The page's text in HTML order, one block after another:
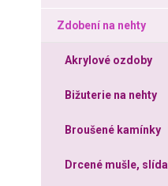
Zdobení na nehty
Akrylové ozdoby
Bižuterie na nehty
Broušené kamínky
Drcené mušle, slída